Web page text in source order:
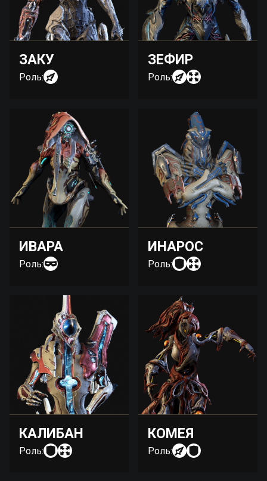
ЗАКУ
Роль:
ЗЕФИР
Роль:
ИВАРА
Роль:
ИНАРОС
Роль:
КАЛИБАН
Роль:
КОМЕЯ
Роль: